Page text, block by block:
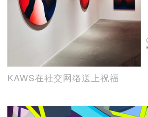
KAWS在社交网络送上祝福